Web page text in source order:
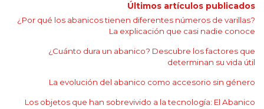
Últimos artículos publicados
¿Por qué los abanicos tienen diferentes números de varillas?
La explicación que casi nadie conoce
¿Cuánto dura un abanico? Descubre los factores que
determinan su vida útil
La evolución del abanico como accesorio sin género
Los objetos que han sobrevivido a la tecnología: El Abanico